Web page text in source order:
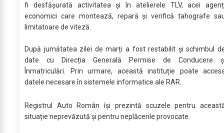
fi desfășurată activitatea și în atelierele TLV, acei
economici care montează, repară și verifică tahografe
limitatoare de viteză.
După jumătatea zilei de marți a fost restabilit și schimbul
date cu Direcția Generală Permise de Conducere
Înmatriculări. Prin urmare, această instituție poate
datele necesare în sistemele informatice ale RAR.
Registrul Auto Român își prezintă scuzele pentru
situație neprevăzută și pentru neplăcerile provocate.